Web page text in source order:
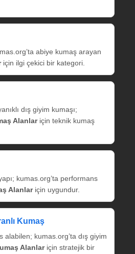
abiye kumaş arayan
için ilgi çekici bir kategori.
dış giyim kumaşı;
Alanlariçin teknik kumaş
kumas.org’ta performans
Alanlariçin uygundur.
Kumaş
alabilen; kumas.org’ta dış giyim
Alanlariçin stratejik bir